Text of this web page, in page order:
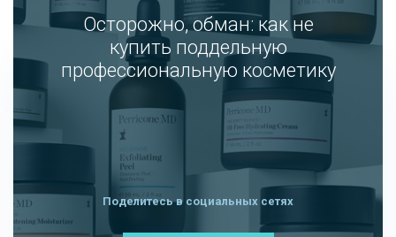
Осторожно, обман: как не
купить поддельную
профессиональную косметику
Поделитесь в социальных сетях